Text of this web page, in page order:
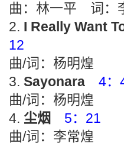
曲：林一平 词：
I Really Want
12
曲/词：杨明煌
Sayonara
4：
曲/词：杨明煌
尘烟
5：21
曲/词：李常煌